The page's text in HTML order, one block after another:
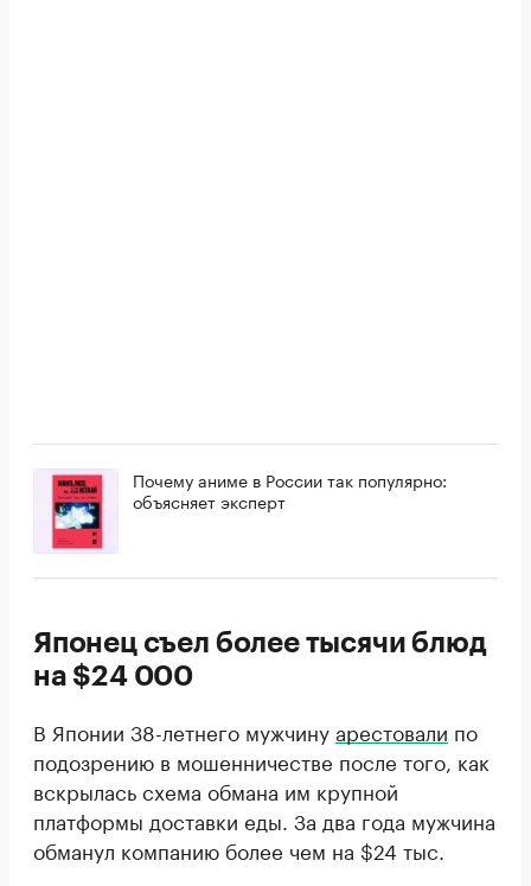
Почему аниме в России так популярно:
объясняет эксперт
Японец съел более тысячи блюд
на $24 000
В Японии 38-летнего мужчинуарестовали по
подозрению в мошенничестве после того, как
вскрылась схема обмана им крупной
платформы доставки еды. За два года мужчина
обманул компанию более чем на $24 тыс.